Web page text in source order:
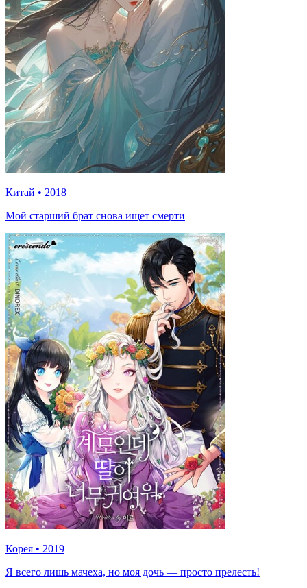
Китай • 2018
Мой старший брат снова ищет смерти
Корея • 2019
Я всего лишь мачеха, но моя дочь — просто прелесть!